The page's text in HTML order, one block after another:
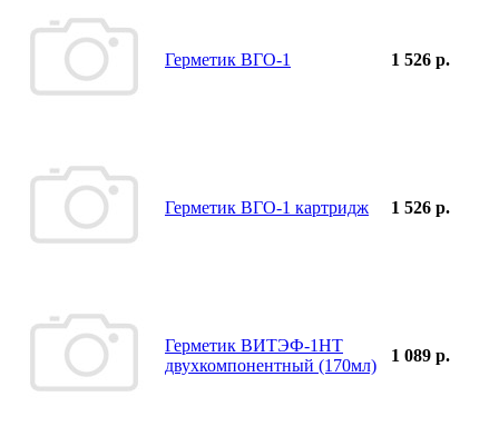
Герметик ВГО-1 1 526 р.
Герметик ВГО-1 картридж 1 526 р.
Герметик ВИТЭФ-1НТ
двухкомпонентный (170мл)
1 089 р.